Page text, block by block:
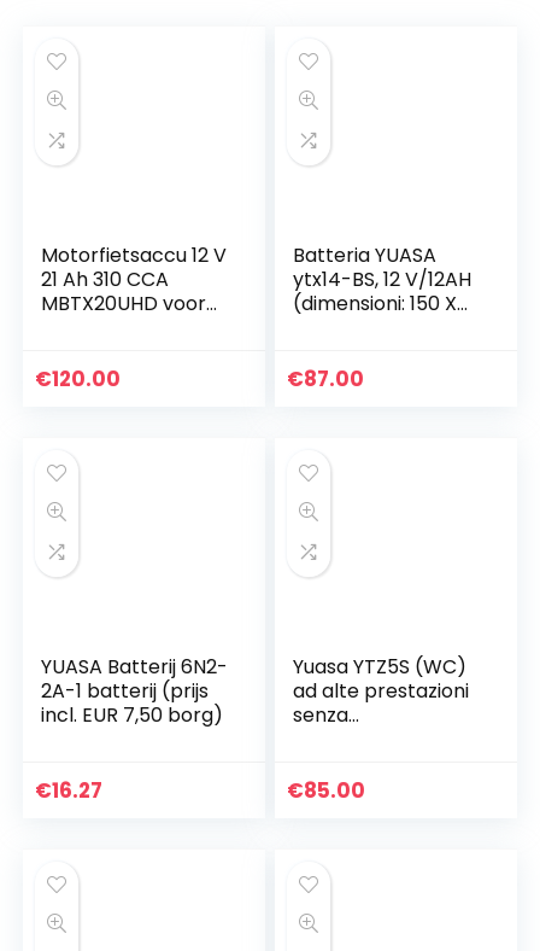
Motorfietsaccu 12 V
21 Ah 310 CCA
MBTX20UHD voor
1999
€120.00
Batteria YUASA
ytx14-BS, 12 V/12AH
(dimensioni: 150 X
XRV750 Africa Twin
€87.00
YUASA Batterij 6N2-
2A-1 batterij (prijs
incl. EUR 7,50 borg)
€16.27
Yuasa YTZ5S (WC)
ad alte prestazioni
senza
€85.00